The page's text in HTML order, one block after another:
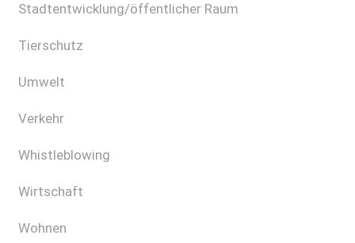
Stadtentwicklung/öffentlicher Raum
Tierschutz
Umwelt
Verkehr
Whistleblowing
Wirtschaft
Wohnen